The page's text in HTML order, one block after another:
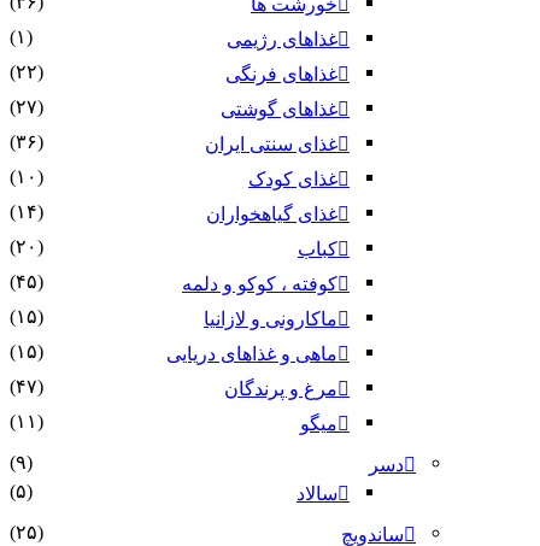
غذاهای رژیمی
(۱)
غذاهای فرنگی
(۲۲)
غذاهای گوشتی
(۲۷)
غذای سنتی ایران
(۳۶)
غذای کودک
(۱۰)
غذای گیاهخواران
(۱۴)
کباب
(۲۰)
کوفته ، کوکو و دلمه
(۴۵)
ماکارونی و لازانیا
(۱۵)
ماهی و غذاهای دریایی
(۱۵)
مرغ و پرندگان
(۴۷)
میگو
(۱۱)
دسر
(۹)
سالاد
(۵)
ساندویچ
(۲۵)